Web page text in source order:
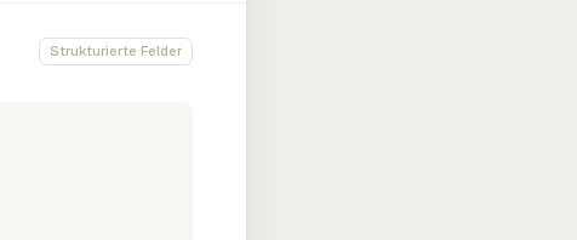
Strukturierte Felder